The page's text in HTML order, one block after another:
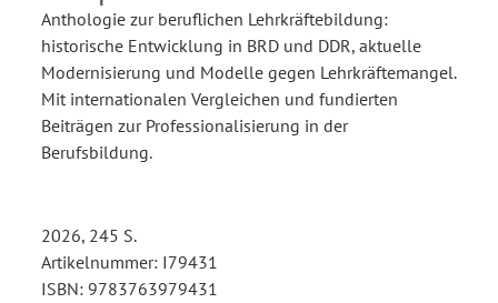
Anthologie zur beruflichen Lehrkräftebildung:
historische Entwicklung in BRD und DDR, aktuelle
Modernisierung und Modelle gegen Lehrkräftemangel.
Mit internationalen Vergleichen und fundierten
Beiträgen zur Professionalisierung in der
Berufsbildung.
2026, 245 S.
Artikelnummer: I79431
ISBN: 9783763979431